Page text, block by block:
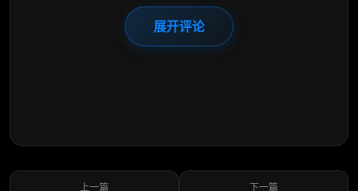
展开评论